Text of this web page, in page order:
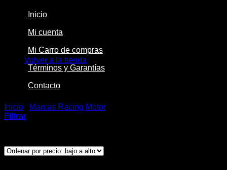
Volver a la tienda
Inicio
Mi cuenta
Mi Carro de compras
Términos y Garantías
Contacto
Inicio Marcas Racing Motor
Filtrar